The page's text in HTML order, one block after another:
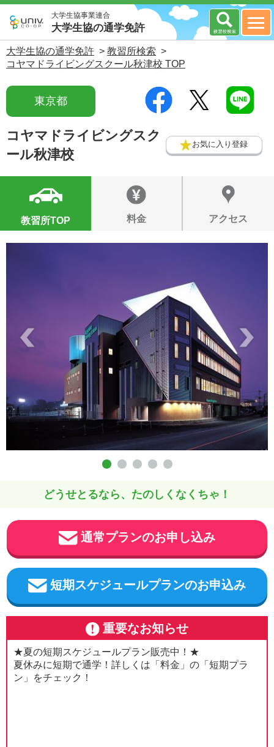
大学生協事業連合
大学生協の通学免許
大学生協の通学免許 > 教習所検索 >
コヤマドライビングスクール秋津校 TOP
東京都
コヤマドライビングスク
ール秋津校
お気に入り登録
教習所TOP 料金 アクセス
どうせとるなら、たのしくなくちゃ！
通常プランのお申し込み
短期スケジュールプランのお申込み
重要なお知らせ
★夏の短期スケジュールプラン販売中！★
夏休みに短期で通学！詳しくは「料金」の「短期プラ
ン」をチェック！